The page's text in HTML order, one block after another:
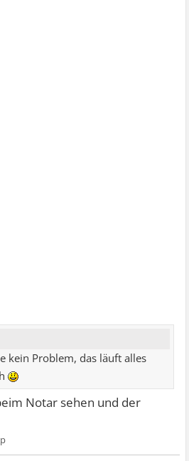
kein Problem, das läuft alles
Notar sehen und der